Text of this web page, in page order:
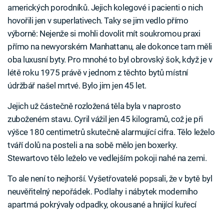
amerických porodníků. Jejich kolegové i pacienti o nich
hovořili jen v superlativech. Taky se jim vedlo přímo
výborně: Nejenže si mohli dovolit mít soukromou praxi
přímo na newyorském Manhattanu, ale dokonce tam měli
oba luxusní byty. Pro mnohé to byl obrovský šok, když je v
létě roku 1975 právě v jednom z těchto bytů místní
údržbář našel mrtvé. Bylo jim jen 45 let.
Jejich už částečně rozložená těla byla v naprosto
zuboženém stavu. Cyril vážil jen 45 kilogramů, což je při
výšce 180 centimetrů skutečně alarmující cifra. Tělo leželo
tváří dolů na posteli a na sobě mělo jen boxerky.
Stewartovo tělo leželo ve vedlejším pokoji nahé na zemi.
To ale není to nejhorší. Vyšetřovatelé popsali, že v bytě byl
neuvěřitelný nepořádek. Podlahy i nábytek moderního
apartmá pokrývaly odpadky, okousané a hnijící kuřecí